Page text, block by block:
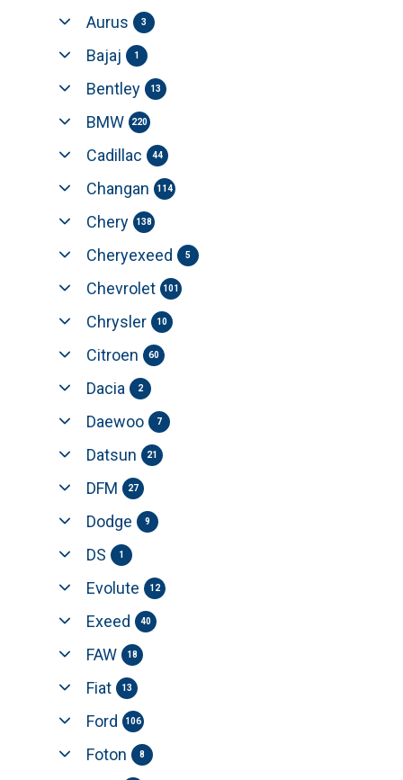
Aurus 3
Bajaj 1
Bentley 13
BMW 220
Cadillac 44
Changan 114
Chery 138
Cheryexeed 5
Chevrolet 101
Chrysler 10
Citroen 60
Dacia 2
Daewoo 7
Datsun 21
DFM 27
Dodge 9
DS 1
Evolute 12
Exeed 40
FAW 18
Fiat 13
Ford 106
Foton 8